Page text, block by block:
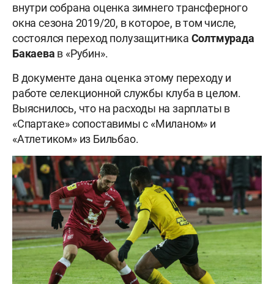
внутри собрана оценка зимнего трансферного
окна сезона 2019/20, в которое, в том числе,
состоялся переход полузащитника Солтмурада
Бакаева в «Рубин».
В документе дана оценка этому переходу и
работе селекционной службы клуба в целом.
Выяснилось, что на расходы на зарплаты в
«Спартаке» сопоставимы с «Миланом» и
«Атлетиком» из Бильбао.